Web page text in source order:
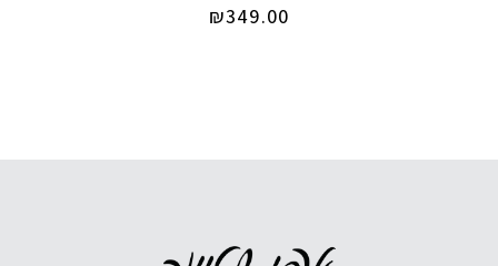
₪349.00